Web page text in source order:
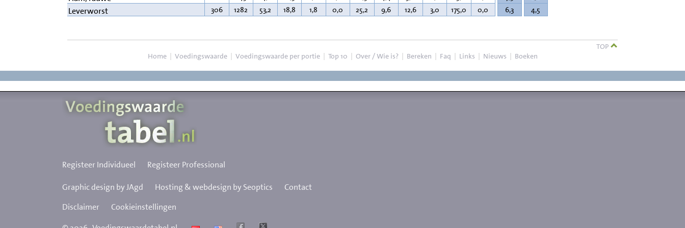
Leverworst 306 1282 53,2 18,8 1,8 0,0 25,2 9,6 12,6 3,0 175,0 0,0 6,3 4,5
TOP
Home | Voedingswaarde | Voedingswaarde per portie | Top 10 | Over / Wie is? | Bereken | Faq | Links | Nieuws | Boeken
Registeer Individueel Registeer Professional
Graphic design by JAgd Hosting & webdesign by Seoptics
Contact
Disclaimer
Cookieinstellingen